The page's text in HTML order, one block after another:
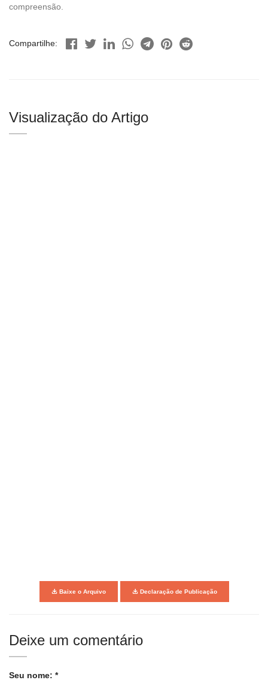
compreensão.
Compartilhe:
Visualização do Artigo
Baixe o Arquivo Declaração de Publicação
Deixe um comentário
Seu nome: *